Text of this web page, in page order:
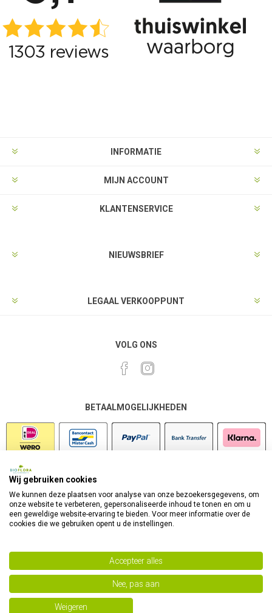
INFORMATIE
MIJN ACCOUNT
KLANTENSERVICE
NIEUWSBRIEF
LEGAAL VERKOOPPUNT
VOLG ONS
BETAALMOGELIJKHEDEN
Powered bynopCommerce
Copyright 2026 Bioflora Health Products. Alle rechten
Wij gebruiken cookies
We kunnen deze plaatsen voor analyse van onze bezoekersgegevens, om
onze website te verbeteren, gepersonaliseerde inhoud te tonen en om u
een geweldige website-ervaring te bieden. Voor meer informatie over de
cookies die we gebruiken opent u de instellingen.
Accepteer alles
Nee, pas aan
Weigeren